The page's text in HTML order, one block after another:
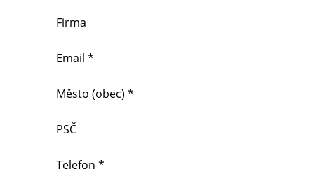
Firma
Email *
Město (obec) *
PSČ
Telefon *